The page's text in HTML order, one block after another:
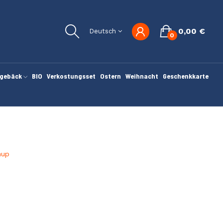
Deutsch 0,00 €
0
BIO Verkostungsset Ostern Weihnacht
Geschenkkarte